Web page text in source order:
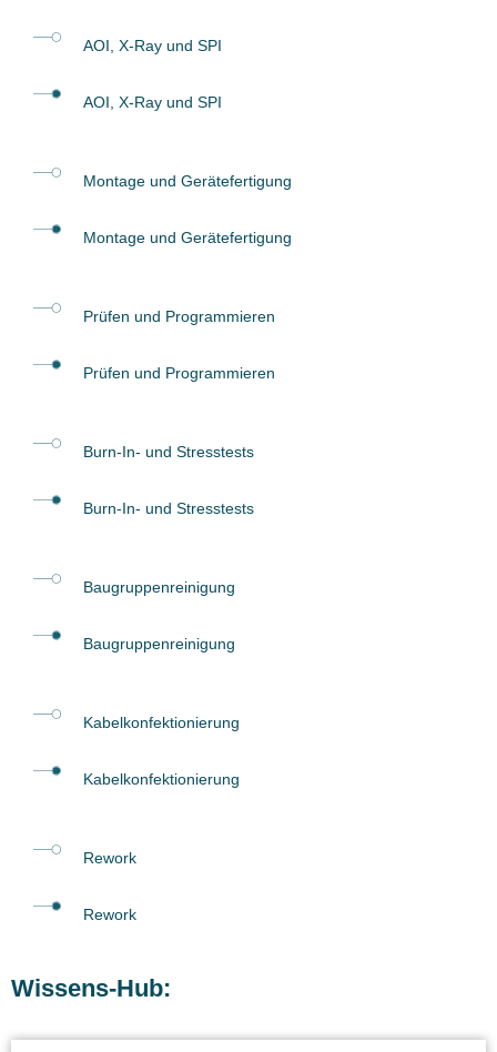
AOI, X-Ray und SPI
AOI, X-Ray und SPI
Montage und Gerätefertigung
Montage und Gerätefertigung
Prüfen und Programmieren
Prüfen und Programmieren
Burn-In- und Stresstests
Burn-In- und Stresstests
Baugruppenreinigung
Baugruppenreinigung
Kabelkonfektionierung
Kabelkonfektionierung
Rework
Rework
Wissens-Hub: